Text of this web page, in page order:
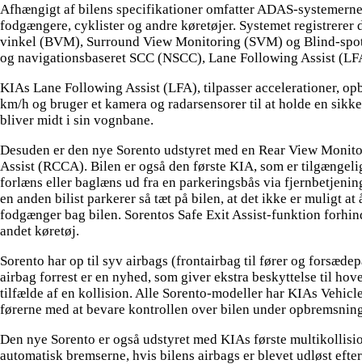
Afhængigt af bilens specifikationer omfatter ADAS-
fodgængere, cyklister og andre køretøjer. Systemet
vinkel (BVM), Surround View Monitoring (SVM) og Blind-
og navigationsbaseret SCC (NSCC), Lane Following Assist
KIAs Lane Following Assist (LFA), tilpasser accelerationer,
km/h og bruger et kamera og radarsensorer til at holde en
bliver midt i sin vognbane.
Desuden er den nye Sorento udstyret med en Rear View
Assist (RCCA). Bilen er også den første KIA, som er
forlæns eller baglæns ud fra en parkeringsbås via
en anden bilist parkerer så tæt på bilen, at det ikke er muligt at
fodgænger bag bilen. Sorentos Safe Exit Assist-funktion
andet køretøj.
Sorento har op til syv airbags (frontairbag til fører og
airbag forrest er en nyhed, som giver ekstra beskyttelse til
tilfælde af en kollision. Alle Sorento-modeller har KIAs
førerne med at bevare kontrollen over bilen under
Den nye Sorento er også udstyret med KIAs første
automatisk bremserne, hvis bilens airbags er blevet udløst